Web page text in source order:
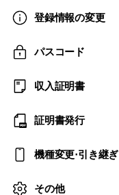
登録情報の変更
パスコード
収入証明書
証明書発行
機種変更⋅引き継ぎ
その他